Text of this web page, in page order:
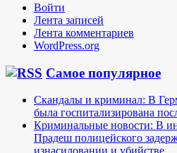
Войти
Лента записей
Лента комментариев
WordPress.org
Самое популярное
Скандалы и криминал: В
была госпитализирована
Криминальные новости: В
Прадеш полицейского